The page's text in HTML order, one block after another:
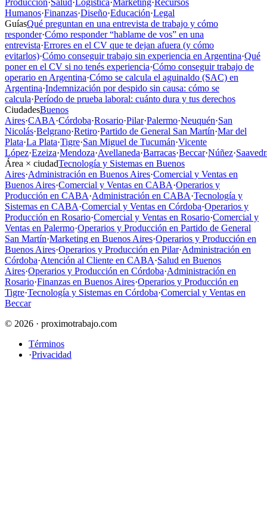
Producción·Salud·Logística·Marketing·Recursos
Humanos·Finanzas·Diseño·Educación·Legal
GuíasQué preguntan en una entrevista de trabajo y cómo
responder·Cómo responder “hablame de vos” en una
entrevista·Errores en el CV que te dejan afuera (y cómo
evitarlos)·Cómo conseguir trabajo sin experiencia en Argentina·Qué
poner en el CV si no tenés experiencia·Cómo conseguir trabajo de
operario en Argentina·Cómo se calcula el aguinaldo (SAC) en
Argentina·Indemnización por despido sin causa: cómo se
calcula·Período de prueba laboral: cuánto dura y tus derechos
CiudadesBuenos
Aires·CABA·Córdoba·Rosario·Pilar·Palermo·Neuquén·San
Nicolás·Belgrano·Retiro·Partido de General San Martín·Mar del
Plata·La Plata·Tigre·San Miguel de Tucumán·Vicente
López·Ezeiza·Mendoza·Avellaneda·Barracas·Beccar·Núñez·
Área × ciudadTecnología y Sistemas en Buenos
Aires·Administración en Buenos Aires·Comercial y Ventas en
Buenos Aires·Comercial y Ventas en CABA·Operarios y
Producción en CABA·Administración en CABA·Tecnología y
Sistemas en CABA·Comercial y Ventas en Córdoba·Operarios y
Producción en Rosario·Comercial y Ventas en Rosario·Comercial y
Ventas en Palermo·Operarios y Producción en Partido de General
San Martín·Marketing en Buenos Aires·Operarios y Producción en
Buenos Aires·Operarios y Producción en Pilar·Administración en
Córdoba·Atención al Cliente en CABA·Salud en Buenos
Aires·Operarios y Producción en Córdoba·Administración en
Rosario·Finanzas en Buenos Aires·Operarios y Producción en
Tigre·Tecnología y Sistemas en Córdoba·Comercial y Ventas en
Beccar
© 2026 · proximotrabajo.com
Términos
·Privacidad